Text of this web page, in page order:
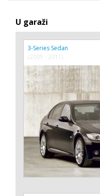
U garaži
3-Series Sedan
(2005 - 2011)